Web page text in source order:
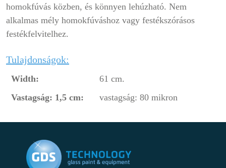
homokfúvás közben, és könnyen lehúzható. Nem
alkalmas mély homokfúváshoz vagy festékszórásos
festékfelvitelhez.
Tulajdonságok:
Width:
61 cm.
Vastagság: 1,5 cm:
vastagság: 80 mikron